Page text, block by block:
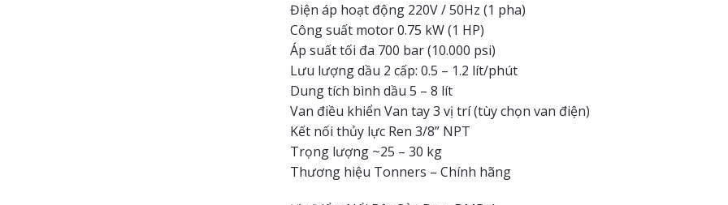
Điện áp hoạt động 220V / 50Hz (1 pha)
Công suất motor 0.75 kW (1 HP)
Áp suất tối đa 700 bar (10.000 psi)
Lưu lượng dầu 2 cấp: 0.5 – 1.2 lít/phút
Dung tích bình dầu 5 – 8 lít
Van điều khiển Van tay 3 vị trí (tùy chọn van điện)
Kết nối thủy lực Ren 3/8” NPT
Trọng lượng ~25 – 30 kg
Thương hiệu Tonners – Chính hãng